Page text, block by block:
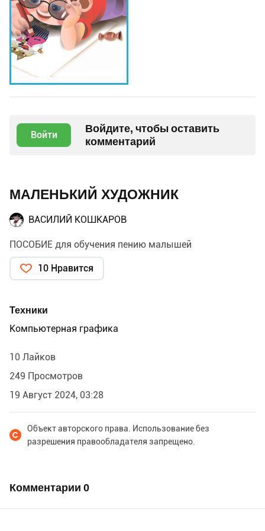
Войти
Войдите, чтобы оставить
комментарий
МАЛЕНЬКИЙ ХУДОЖНИК
ВАСИЛИЙ КОШКАРОВ
ПОСОБИЕ для обучения пению малышей
10 Нравится
Техники
Компьютерная графика
10 Лайков
249 Просмотров
19 Август 2024, 03:28
Объект авторского права. Использование без
разрешения правообладателя запрещено.
Комментарии 0